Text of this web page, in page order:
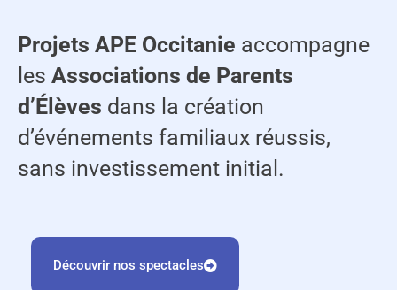
Projets APE Occitanie accompagne
les Associations de Parents
d’Élèves dans la création
d’événements familiaux réussis,
sans investissement initial.
Découvrir nos spectacles